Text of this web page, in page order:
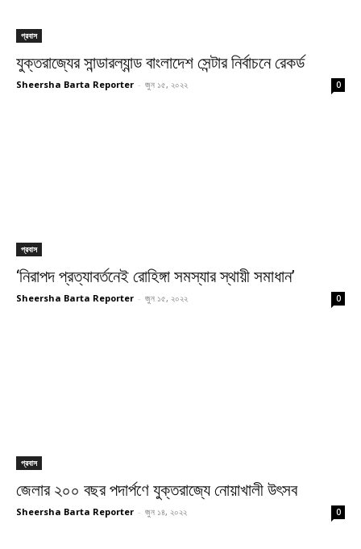
প্রবাস
যুক্তরাজ্যের সান্ডারল্যান্ড বাংলাদেশ সেন্টার নির্বাচনে রেকর্ড
Sheersha Barta Reporter - জুন ১৫, ২০২২ 0
প্রবাস
‘নিরাপদ প্রত্যাবর্তনেই রোহিঙ্গা সমস্যার স্থায়ী সমাধান’
Sheersha Barta Reporter - জুন ১৫, ২০২২ 0
প্রবাস
জেলার ২০০ বছর পদার্পণে যুক্তরাজ্যে নোয়াখালী উৎসব
Sheersha Barta Reporter - জুন ১৪, ২০২২ 0